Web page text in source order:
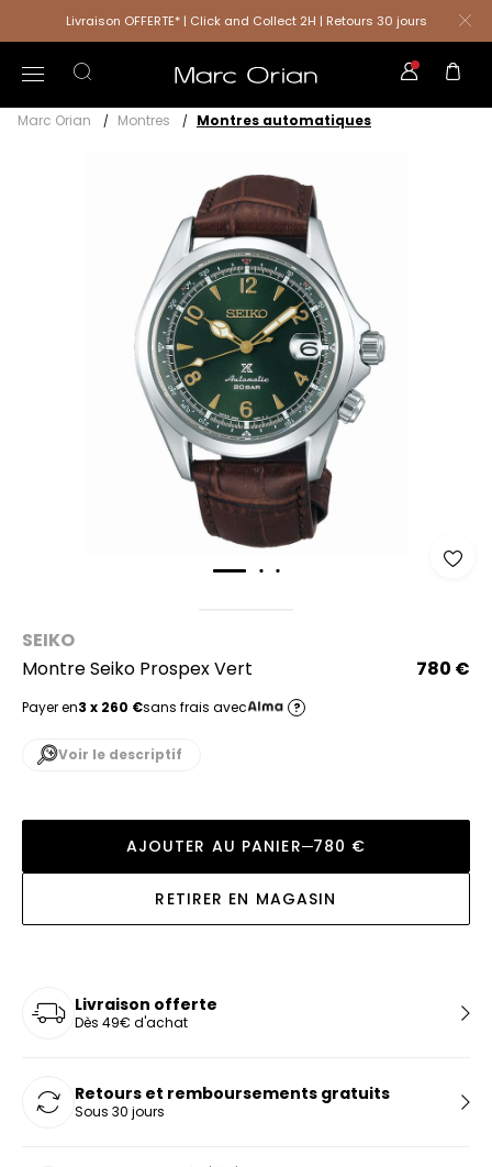
Livraison OFFERTE* | Click and Collect 2H | Retours 30 jours
Marc Orian Montres Montres automatiques
SEIKO
Montre Seiko Prospex Vert
780 €
Payer en3 x 260 €sans frais avec ?
Voir le descriptif
AJOUTER AU PANIER 780 €
RETIRER EN MAGASIN
Livraison offerte
Dès 49€ d'achat
Retours et remboursements gratuits
Sous 30 jours